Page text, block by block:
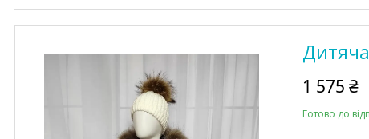
1 575 ₴
Готово до